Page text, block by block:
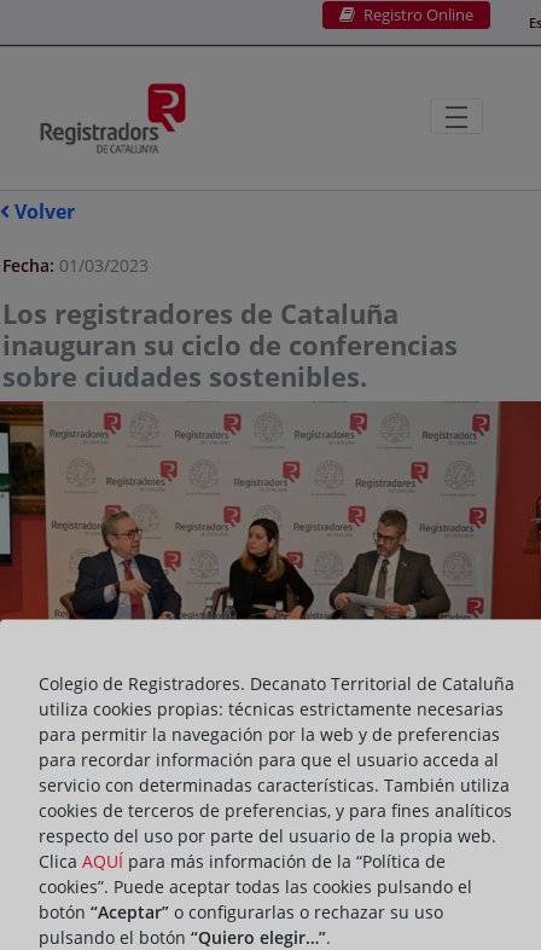
Registro Online
Volver
Fecha: 01/03/2023
Los registradores de Cataluña
inauguran su ciclo de conferencias
sobre ciudades sostenibles.
Colegio de Registradores. Decanato Territorial de Cataluña
utiliza cookies propias: técnicas estrictamente necesarias
para permitir la navegación por la web y de preferencias
para recordar información para que el usuario acceda al
servicio con determinadas características. También utiliza
cookies de terceros de preferencias, y para fines analíticos
respecto del uso por parte del usuario de la propia web.
Clica AQUÍ para más información de la “Política de
cookies”. Puede aceptar todas las cookies pulsando el
botón “Aceptar” o configurarlas o rechazar su uso
pulsando el botón “Quiero elegir…”.